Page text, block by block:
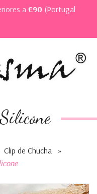
a€90 (Portugal
Clip de Chucha
»